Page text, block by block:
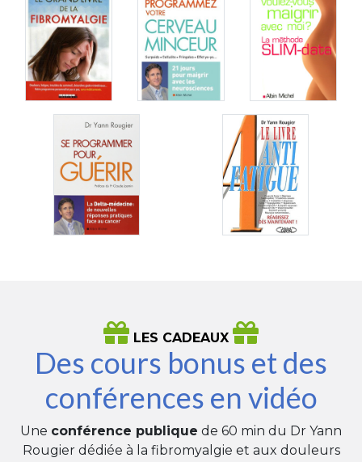
LES CADEAUX
Des cours bonus et des
conférences en vidéo
Une conférence publique de 60 min du Dr Yann
Rougier dédiée à la fibromyalgie et aux douleurs